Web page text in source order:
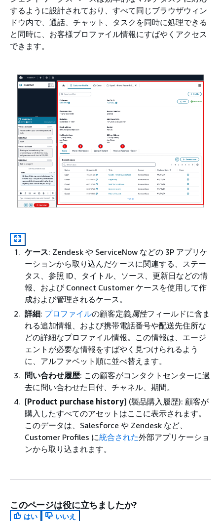
するように設計されており、すべて同じブラウザウィン
ドウ内で、通話、チャット、タスクを同時に処理できる
と同時に、お客様プロファイル情報にすばやくアクセス
できます。
ケース: Zendesk や ServiceNow などの 3P アプリケ
ーションから取り込んだケースに関連する、ステー
タス、参照 ID、タイトル、ソース、更新日などの情
報、および Connect Customer ケースを使用して作
成および管理されるケース。
詳細: プロファイルの顧客定義属性フィールドに含ま
れる追加情報、および携帯電話番号や配送先住所な
どの詳細なプロファイル情報。この情報は、エージ
ェントが必要な情報をすばやく見つけられるよう
に、アルファベット順に並べ替えます。
問い合わせ履歴: この顧客がコンタクトセンターに過
去に問い合わせた日付、チャネル、期間。
[Product purchase history] (製品購入履歴): 顧客が
購入したすべてのアセットはここに表示されます。
このデータは、Salesforce や Zendesk など、
Customer Profiles に統合された外部アプリケーショ
ンから取り込まれます。
このページは役に立ちましたか?
はい
いいえ